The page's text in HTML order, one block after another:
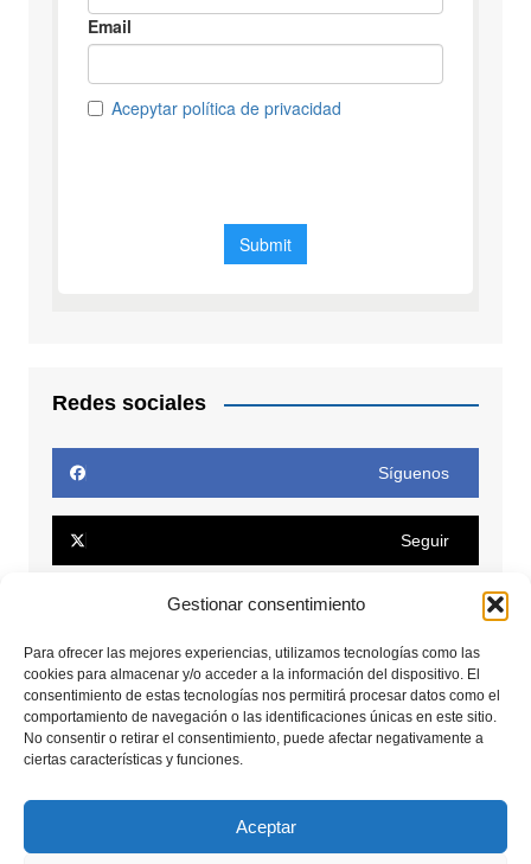
Gestionar consentimiento
Para ofrecer las mejores experiencias, utilizamos tecnologías como las
cookies para almacenar y/o acceder a la información del dispositivo. El
consentimiento de estas tecnologías nos permitirá procesar datos como el
comportamiento de navegación o las identificaciones únicas en este sitio.
No consentir o retirar el consentimiento, puede afectar negativamente a
ciertas características y funciones.
Aceptar
Redes sociales
Síguenos
Seguir
Conectar
Seguir